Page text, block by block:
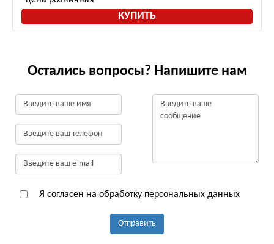
КУПИТЬ
Остались вопросы? Напишите нам
Я согласен на обработку персональных данных
Отправить